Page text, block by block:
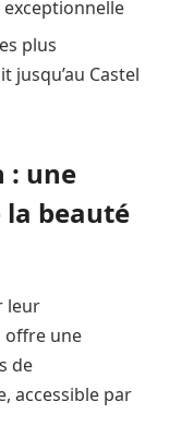
plus
jusqu’au Castel
: une
beauté
leur
offre une
de
accessible par